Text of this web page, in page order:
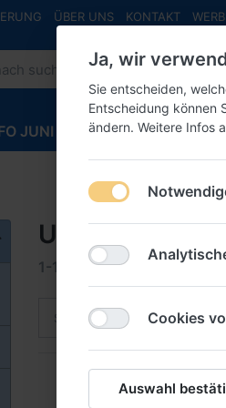
ÜBER UNS KONTAKT
JUNI INFO MAI NEU
US PKW
1-12 von96
Sortiere nach Name: A bis Z
BREKINA
Ja, wir
Sie entscheiden,
Entscheidung können
ändern. Weitere Infos
Cookies
Auswahl